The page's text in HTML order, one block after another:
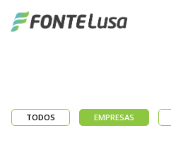
TODOS EMPRESAS